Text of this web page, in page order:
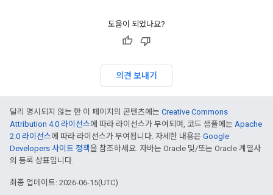
도움이 되었나요?
의견 보내기
달리 명시되지 않는 한 이 페이지의 콘텐츠에는 Creative Commons
Attribution 4.0 라이선스에 따라 라이선스가 부여되며, 코드 샘플에는 Apache
2.0 라이선스에 따라 라이선스가 부여됩니다. 자세한 내용은 Google
Developers 사이트 정책을 참조하세요. 자바는 Oracle 및/또는 Oracle 계열사
의 등록 상표입니다.
최종 업데이트: 2026-06-15(UTC)